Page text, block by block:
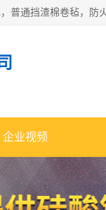
企业视频